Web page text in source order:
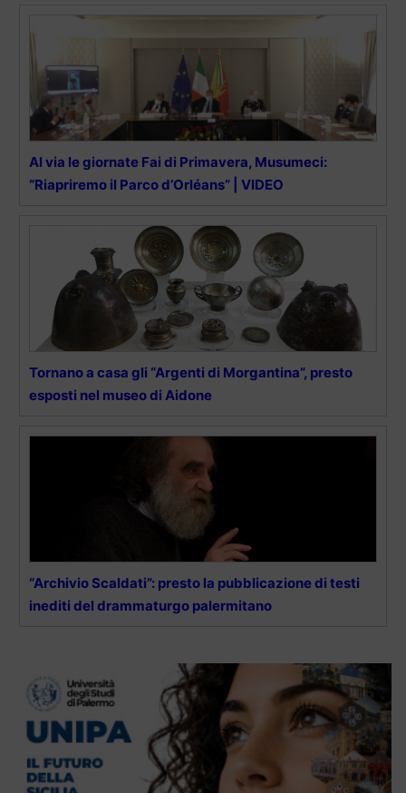
Al via le giornate Fai di Primavera, Musumeci:
“Riapriremo il Parco d’Orléans” | VIDEO
Tornano a casa gli “Argenti di Morgantina”, presto
esposti nel museo di Aidone
“Archivio Scaldati”: presto la pubblicazione di testi
inediti del drammaturgo palermitano